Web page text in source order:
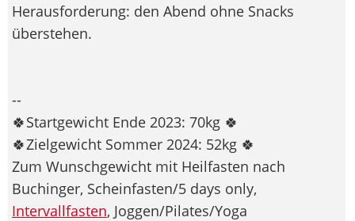
Herausforderung: den Abend ohne Snacks
überstehen.
--
🍀Startgewicht Ende 2023: 70kg 🍀
🍀Zielgewicht Sommer 2024: 52kg 🍀
Zum Wunschgewicht mit Heilfasten nach
Buchinger, Scheinfasten/5 days only,
Intervallfasten, Joggen/Pilates/Yoga